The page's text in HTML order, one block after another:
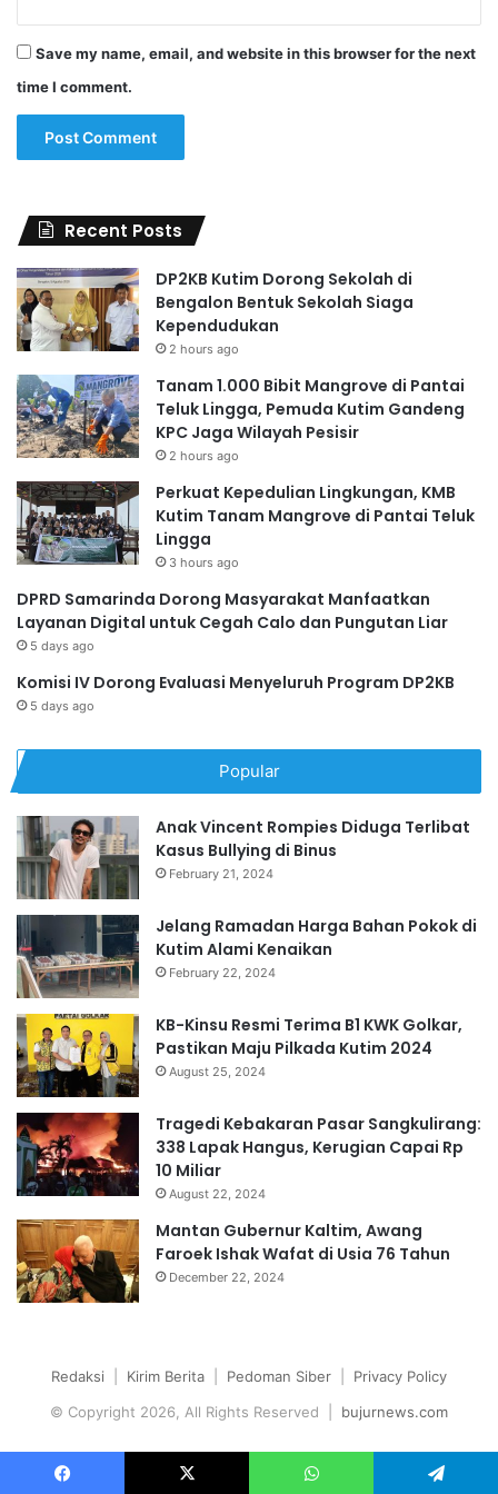
Save my name, email, and website in this browser for the next
time I comment.
Recent Posts
DP2KB Kutim Dorong Sekolah di
Bengalon Bentuk Sekolah Siaga
Kependudukan
2 hours ago
Tanam 1.000 Bibit Mangrove di Pantai
Teluk Lingga, Pemuda Kutim Gandeng
KPC Jaga Wilayah Pesisir
2 hours ago
Perkuat Kepedulian Lingkungan, KMB
Kutim Tanam Mangrove di Pantai Teluk
Lingga
3 hours ago
DPRD Samarinda Dorong Masyarakat Manfaatkan
Layanan Digital untuk Cegah Calo dan Pungutan Liar
5 days ago
Komisi IV Dorong Evaluasi Menyeluruh Program DP2KB
5 days ago
Popular
Anak Vincent Rompies Diduga Terlibat
Kasus Bullying di Binus
February 21, 2024
Jelang Ramadan Harga Bahan Pokok di
Kutim Alami Kenaikan
February 22, 2024
KB-Kinsu Resmi Terima B1 KWK Golkar,
Pastikan Maju Pilkada Kutim 2024
August 25, 2024
Tragedi Kebakaran Pasar Sangkulirang:
338 Lapak Hangus, Kerugian Capai Rp
10 Miliar
August 22, 2024
Mantan Gubernur Kaltim, Awang
Faroek Ishak Wafat di Usia 76 Tahun
December 22, 2024
Redaksi Kirim Berita Pedoman Siber
Privacy Policy
© Copyright 2026, All Rights Reserved | bujurnews.com